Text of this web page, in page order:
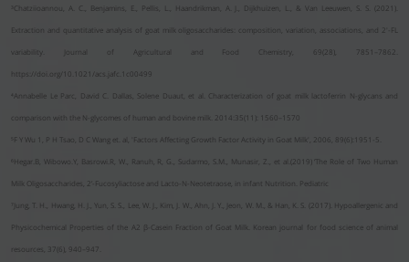
³Chatziioannou, A. C., Benjamins, E., Pellis, L., Haandrikman, A. J., Dijkhuizen, L., & Van Leeuwen, S. S. (2021).
Extraction and quantitative analysis of goat milk oligosaccharides: composition, variation, associations, and 2′-FL
variability. Journal of Agricultural and Food Chemistry, 69(28), 7851–7862.
https://doi.org/10.1021/acs.jafc.1c00499
⁴Annabelle Le Parc, David C. Dallas, Solene Duaut, et al. Characterization of goat milk lactoferrin N-glycans and
comparison with the N-glycomes of human and bovine milk. 2014:35(11): 1560–1570
⁵F Y Wu 1, P H Tsao, D C Wang et. al, 'Factors Affecting Growth Factor Activity in Goat Milk', 2006, 89(6):1951-5.
⁶Hegar.B, Wibowo.Y, Basrowi.R, W., Ranuh, R, G., Sudarmo, S.M., Munasir, Z., et al.(2019) ‘The Role of Two Human
Milk Oligosaccharides, 2’-Fucosyliactose and Lacto-N-Neotetraose, in infant Nutrition. Pediatric
⁷Jung, T. H., Hwang, H. J., Yun, S. S., Lee, W. J., Kim, J. W., Ahn, J. Y., Jeon, W. M., & Han, K. S. (2017). Hypoallergenic and
Physicochemical Properties of the A2 β-Casein Fraction of Goat Milk. Korean journal for food science of animal
resources, 37(6), 940–947.